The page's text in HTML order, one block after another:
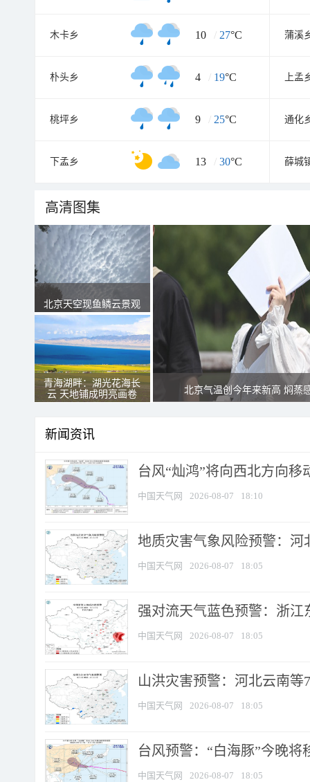
木卡乡 10 / 27°C 蒲溪
朴头乡 4 / 19°C 上孟
桃坪乡 9 / 25°C 通化
下孟乡 13 / 30°C 薛城
高清图集
北京天空现鱼鳞云景观
青海湖畔：湖光花海长
云 天地铺成明亮画卷
北京气温创今年来新高 焖蒸
新闻资讯
台风“灿鸿”将向西北方向移
中国天气网 2026-08-07 18:10
地质灾害气象风险预警：河
中国天气网 2026-08-07 18:05
强对流天气蓝色预警：浙江
中国天气网 2026-08-07 18:05
山洪灾害预警：河北云南
中国天气网 2026-08-07 18:05
台风预警：“白海豚”今晚将
中国天气网 2026-08-07 18:05